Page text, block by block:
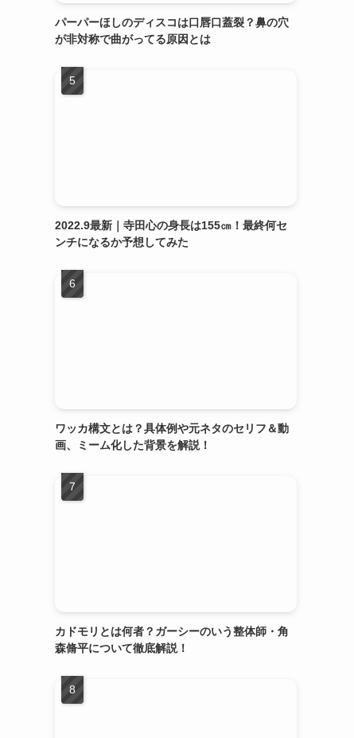
パーパーほしのディスコは口唇口蓋裂？鼻の穴
が非対称で曲がってる原因とは
2022.9最新｜寺田心の身長は155㎝！最終何セ
ンチになるか予想してみた
ワッカ構文とは？具体例や元ネタのセリフ＆動
画、ミーム化した背景を解説！
カドモリとは何者？ガーシーのいう整体師・角
森脩平について徹底解説！